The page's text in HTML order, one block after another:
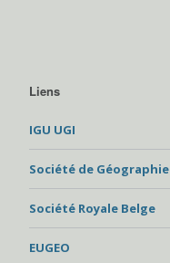
Liens
IGU UGI
Société de Géographie
Société Royale Belge
EUGEO